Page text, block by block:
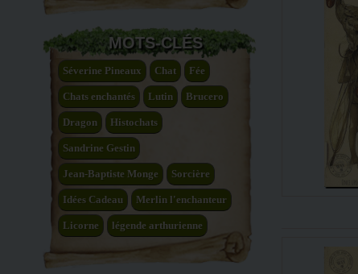
MOTS-CLÉS
Séverine Pineaux Chat Fée
Chats enchantés Lutin Brucero
Dragon Histochats
Sandrine Gestin
Jean-Baptiste Monge Sorcière
Idées Cadeau Merlin l'enchanteur
Licorne légende arthurienne